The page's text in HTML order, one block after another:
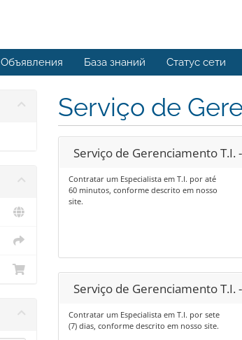
Объявления База знаний Статус сети
Serviço de
Serviço de Gerenciamento T.I.
Contratar um Especialista em T.I. por até
60 minutos, conforme descrito em nosso
site.
Serviço de Gerenciamento T.I.
Contratar um Especialista em T.I. por sete
(7) dias, conforme descrito em nosso site.